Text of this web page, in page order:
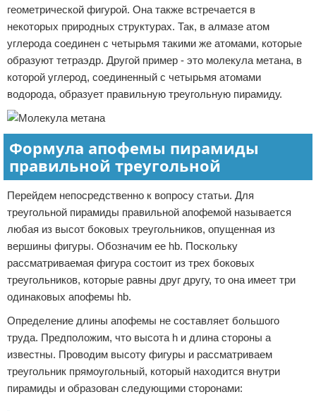
геометрической фигурой. Она также встречается в
некоторых природных структурах. Так, в алмазе атом
углерода соединен с четырьмя такими же атомами, которые
образуют тетраэдр. Другой пример - это молекула метана, в
которой углерод, соединенный с четырьмя атомами
водорода, образует правильную треугольную пирамиду.
Формула апофемы пирамиды
правильной треугольной
Перейдем непосредственно к вопросу статьи. Для
треугольной пирамиды правильной апофемой называется
любая из высот боковых треугольников, опущенная из
вершины фигуры. Обозначим ее hb. Поскольку
рассматриваемая фигура состоит из трех боковых
треугольников, которые равны друг другу, то она имеет три
одинаковых апофемы hb.
Определение длины апофемы не составляет большого
труда. Предположим, что высота h и длина стороны a
известны. Проводим высоту фигуры и рассматриваем
треугольник прямоугольный, который находится внутри
пирамиды и образован следующими сторонами: